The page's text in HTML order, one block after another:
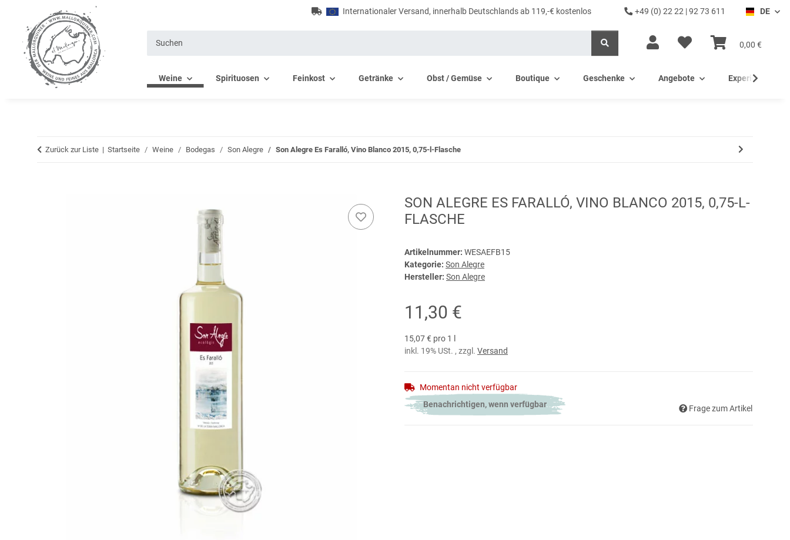
Internationaler Versand, innerhalb Deutschlands ab 119,-€ kostenlos +49 (0) 22 22 | 92 73 611 DE
0,00 €
Weine Spirituosen Feinkost Getränke Obst / Gemüse Boutique Geschenke Angebote Experience -
Zurück zur Liste Startseite Weine Bodegas Son Alegre Son Alegre Es Faralló, Vino Blanco 2015, 0,75-l-Flasche
SON ALEGRE ES FARALLÓ, VINO BLANCO 2015, 0,75-L-
FLASCHE
Artikelnummer: WESAEFB15
Kategorie: Son Alegre
Hersteller: Son Alegre
11,30 €
15,07 € pro 1 l
inkl. 19% USt. , zzgl. Versand
Momentan nicht verfügbar
Benachrichtigen, wenn verfügbar
Frage zum Artikel